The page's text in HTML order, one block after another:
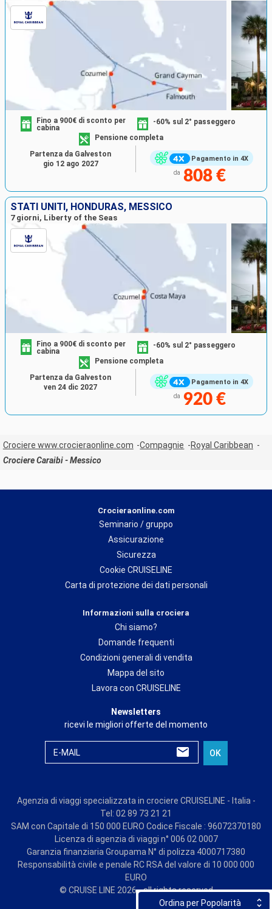
Ordina per Popolarità
Pagamento in 4X
Fino a 900€ di sconto per
cabina
-60% sul 2° passeggero
Pensione completa
da 808 €
Partenza da Galveston
gio 12 ago 2027
STATI UNITI, HONDURAS, MESSICO
7 giorni, Liberty of the Seas
Pagamento in 4X
Fino a 900€ di sconto per
cabina
-60% sul 2° passeggero
Pensione completa
da 920 €
Partenza da Galveston
ven 24 dic 2027
Crociere www.crocieraonline.com Compagnie
Royal Caribbean
Crociere Caraibi - Messico
Crocieraonline.com
Seminario / gruppo
Assicurazione
Sicurezza
Cookie CRUISELINE
Carta di protezione dei dati personali
Informazioni sulla crociera
Chi siamo?
Domande frequenti
Condizioni generali di vendita
Mappa del sito
Lavora con CRUISELINE
Newsletters
ricevi le migliori offerte del momento
E-MAIL OK
Agenzia di viaggi specializzata in crociere CRUISELINE - Italia -
Tel: 02 89 73 21 21
SAM con Capitale di 150 000 EURO Codice Fiscale : 96072370180
Licenza di agenzia di viaggi n° 006 02 0007
Garanzia finanziaria Groupama N° di polizza 4000717380
Responsabilità civile e penale RC RSA del valore di 10 000 000
EURO
© CRUISE LINE 2026 - all rights reserved